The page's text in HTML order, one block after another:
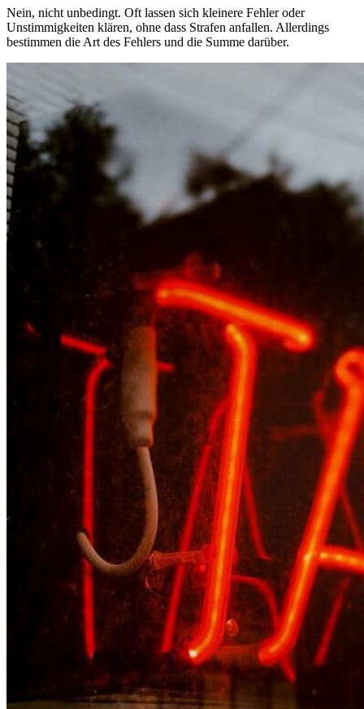
Nein, nicht unbedingt. Oft lassen sich kleinere Fehler oder
Unstimmigkeiten klären, ohne dass Strafen anfallen. Allerdings
bestimmen die Art des Fehlers und die Summe darüber.